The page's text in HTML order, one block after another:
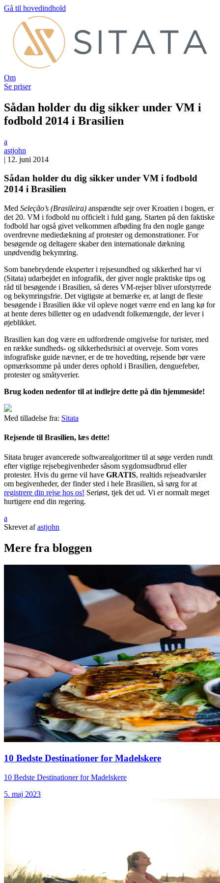
Gå til hovedindhold
Om
Se priser
Sådan holder du dig sikker under VM i
fodbold 2014 i Brasilien
a
astjohn
| 12. juni 2014
Sådan holder du dig sikker under VM i fodbold
2014 i Brasilien
Med Seleção’s (Brasileira) anspændte sejr over Kroatien i bogen, er
det 20. VM i fodbold nu officielt i fuld gang. Starten på den faktiske
fodbold har også givet velkommen afbøding fra den nogle gange
overdrevne mediedækning af protester og demonstrationer. For
besøgende og deltagere skaber den internationale dækning
unødvendig bekymring.
Som banebrydende eksperter i rejsesundhed og sikkerhed har vi
(Sitata) udarbejdet en infografik, der giver nogle praktiske tips og
råd til besøgende i Brasilien, så deres VM-rejser bliver uforstyrrede
og bekymringsfrie. Det vigtigste at bemærke er, at langt de fleste
besøgende i Brasilien ikke vil opleve noget værre end en lang kø for
at hente deres billetter og en udadvendt folkemængde, der lever i
øjeblikket.
Brasilien kan dog være en udfordrende omgivelse for turister, med
en række sundheds- og sikkerhedsrisici at overveje. Som vores
infografiske guide nævner, er de tre hovedting, rejsende bør være
opmærksomme på under deres ophold i Brasilien, denguefeber,
protester og småtyverier.
Brug koden nedenfor til at indlejre dette på din hjemmeside!
Med tilladelse fra: Sitata
Rejsende til Brasilien, læs dette!
Sitata bruger avancerede softwarealgoritmer til at søge verden rundt
efter vigtige rejsebegivenheder såsom sygdomsudbrud eller
protester. Hvis du gerne vil have GRATIS, realtids rejseadvarsler
om begivenheder, der finder sted i hele Brasilien, så sørg for at
registrere din rejse hos os! Seriøst, tjek det ud. Vi er normalt meget
hurtigere end din regering.
a
Skrevet af astjohn
Mere fra bloggen
10 Bedste Destinationer for Madelskere
10 Bedste Destinationer for Madelskere
5. maj 2023